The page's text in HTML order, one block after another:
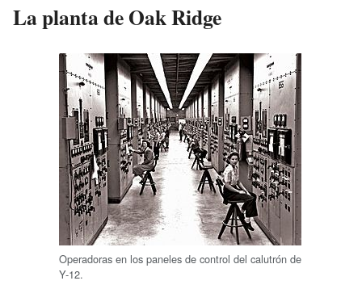
La planta de Oak Ridge
Operadoras en los paneles de control del calutrón de
Y-12.